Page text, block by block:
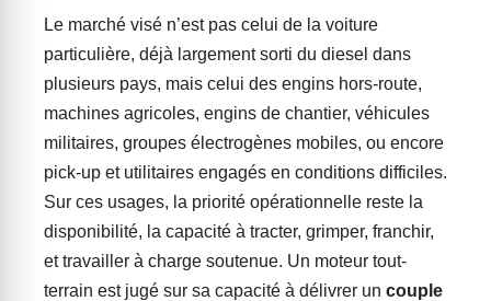
Le marché visé n’est pas celui de la voiture
particulière, déjà largement sorti du diesel dans
plusieurs pays, mais celui des engins hors-route,
machines agricoles, engins de chantier, véhicules
militaires, groupes électrogènes mobiles, ou encore
pick-up et utilitaires engagés en conditions difficiles.
Sur ces usages, la priorité opérationnelle reste la
disponibilité, la capacité à tracter, grimper, franchir,
et travailler à charge soutenue. Un moteur tout-
terrain est jugé sur sa capacité à délivrer un couple